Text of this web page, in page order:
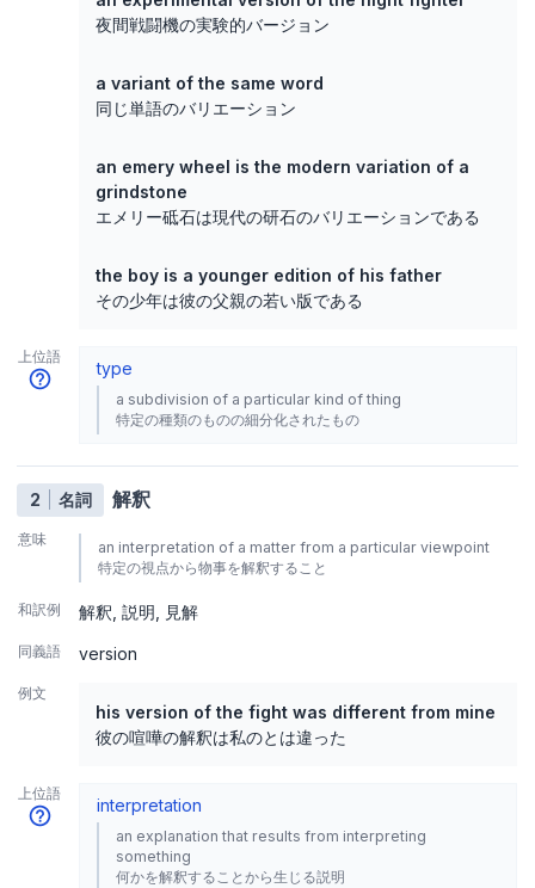
夜間戦闘機の実験的バージョン
a variant of the same word
同じ単語のバリエーション
an emery wheel is the modern variation of a
grindstone
エメリー砥石は現代の研石のバリエーションである
the boy is a younger edition of his father
その少年は彼の父親の若い版である
上位語
type
a subdivision of a particular kind of thing
特定の種類のものの細分化されたもの
2 名詞 解釈
意味
an interpretation of a matter from a particular viewpoint
特定の視点から物事を解釈すること
和訳例 解釈 説明 見解
同義語 version
例文
his version of the fight was different from mine
彼の喧嘩の解釈は私のとは違った
上位語
interpretation
an explanation that results from interpreting
something
何かを解釈することから生じる説明